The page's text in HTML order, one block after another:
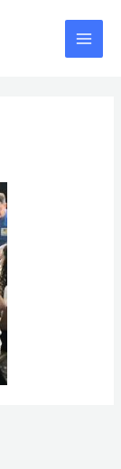
Main
Menu